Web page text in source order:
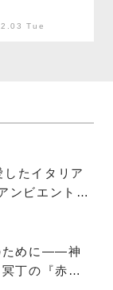
Tue
たイタリア
ンビエントの
、「動き」に
ために――神
丁の『赤城